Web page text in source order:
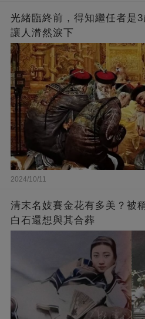
光緒臨終前，得知繼任者是
讓人潸然淚下
2024/10/11
清末名妓賽金花有多美？被
白石還想與其合葬